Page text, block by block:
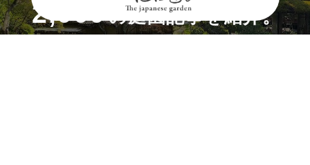
2,000の庭園記事を紹介。